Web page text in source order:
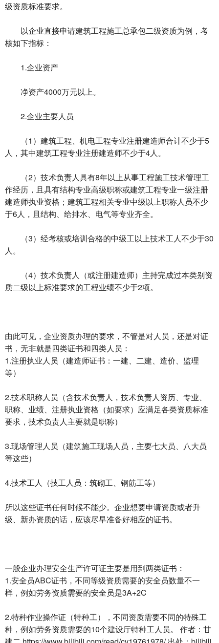
级资质标准要求。
以企业直接申请建筑工程施工总承包二级资质为例，考
核如下指标：
1.企业资产
净资产4000万元以上。
2.企业主要人员
（1）建筑工程、机电工程专业注册建造师合计不少于5
人，其中建筑工程专业注册建造师不少于4人。
（2）技术负责人具有8年以上从事工程施工技术管理工
作经历，且具有结构专业高级职称或建筑工程专业一级注册
建造师执业资格；建筑工程相关专业中级以上职称人员不少
于6人，且结构、给排水、电气等专业齐全。
（3）经考核或培训合格的中级工以上技术工人不少于30
人。
（4）技术负责人（或注册建造师）主持完成过本类别资
质二级以上标准要求的工程业绩不少于2项。
由此可见，企业资质办理的要求，不管是对人员，还是对证
书，无非就是四类证书和四类人员：
1.注册执业人员（建造师证书：一建、二建、造价、监理
等）
2.技术职称人员（含技术负责人，技术负责人资历、专业、
职称、业绩、注册执业资格（如要求）应满足各类资质标准
要求，技术负责人主要就是职称）
3.现场管理人员（建筑施工现场人员，主要七大员、八大员
等这些）
4.技术工人（技工人员：筑砌工、钢筋工等）
所以这些证书任何时候不能少。企业想要申请资质或者升
级、新办资质的话，应该尽早准备好相应的证书。
一般企业办理安全生产许可证主要是用到两类证书：
1.安全员ABC证书，不同等级资质需要的安全员数量不一
样，例如劳务资质需要的安全员是3A+2C
2.特种作业操作证（特种工），不同资质需要不同的特殊工
种，例如劳务资质需要的10个建设厅特种工人员。 作者：甘